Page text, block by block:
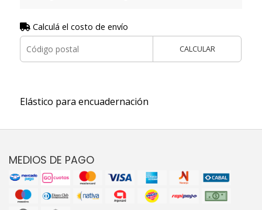
Calculá el costo de envío
CALCULAR
Elástico para encuadernación
MEDIOS DE PAGO